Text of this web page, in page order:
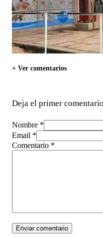
+ Ver comentarios
Deja el primer comentario
Nombre *
Email *
Comentario *